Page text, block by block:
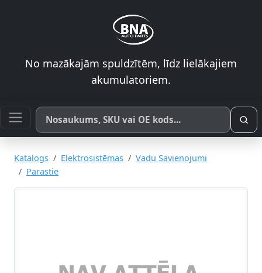
No mazākajām spuldzītēm, līdz lielākajiem
akumulatoriem.
Meklēt pēc produkta nosaukuma, SKU vai OE koda
Katalogs Elektrosistēmas
Vadu Savienojumi
Parastie